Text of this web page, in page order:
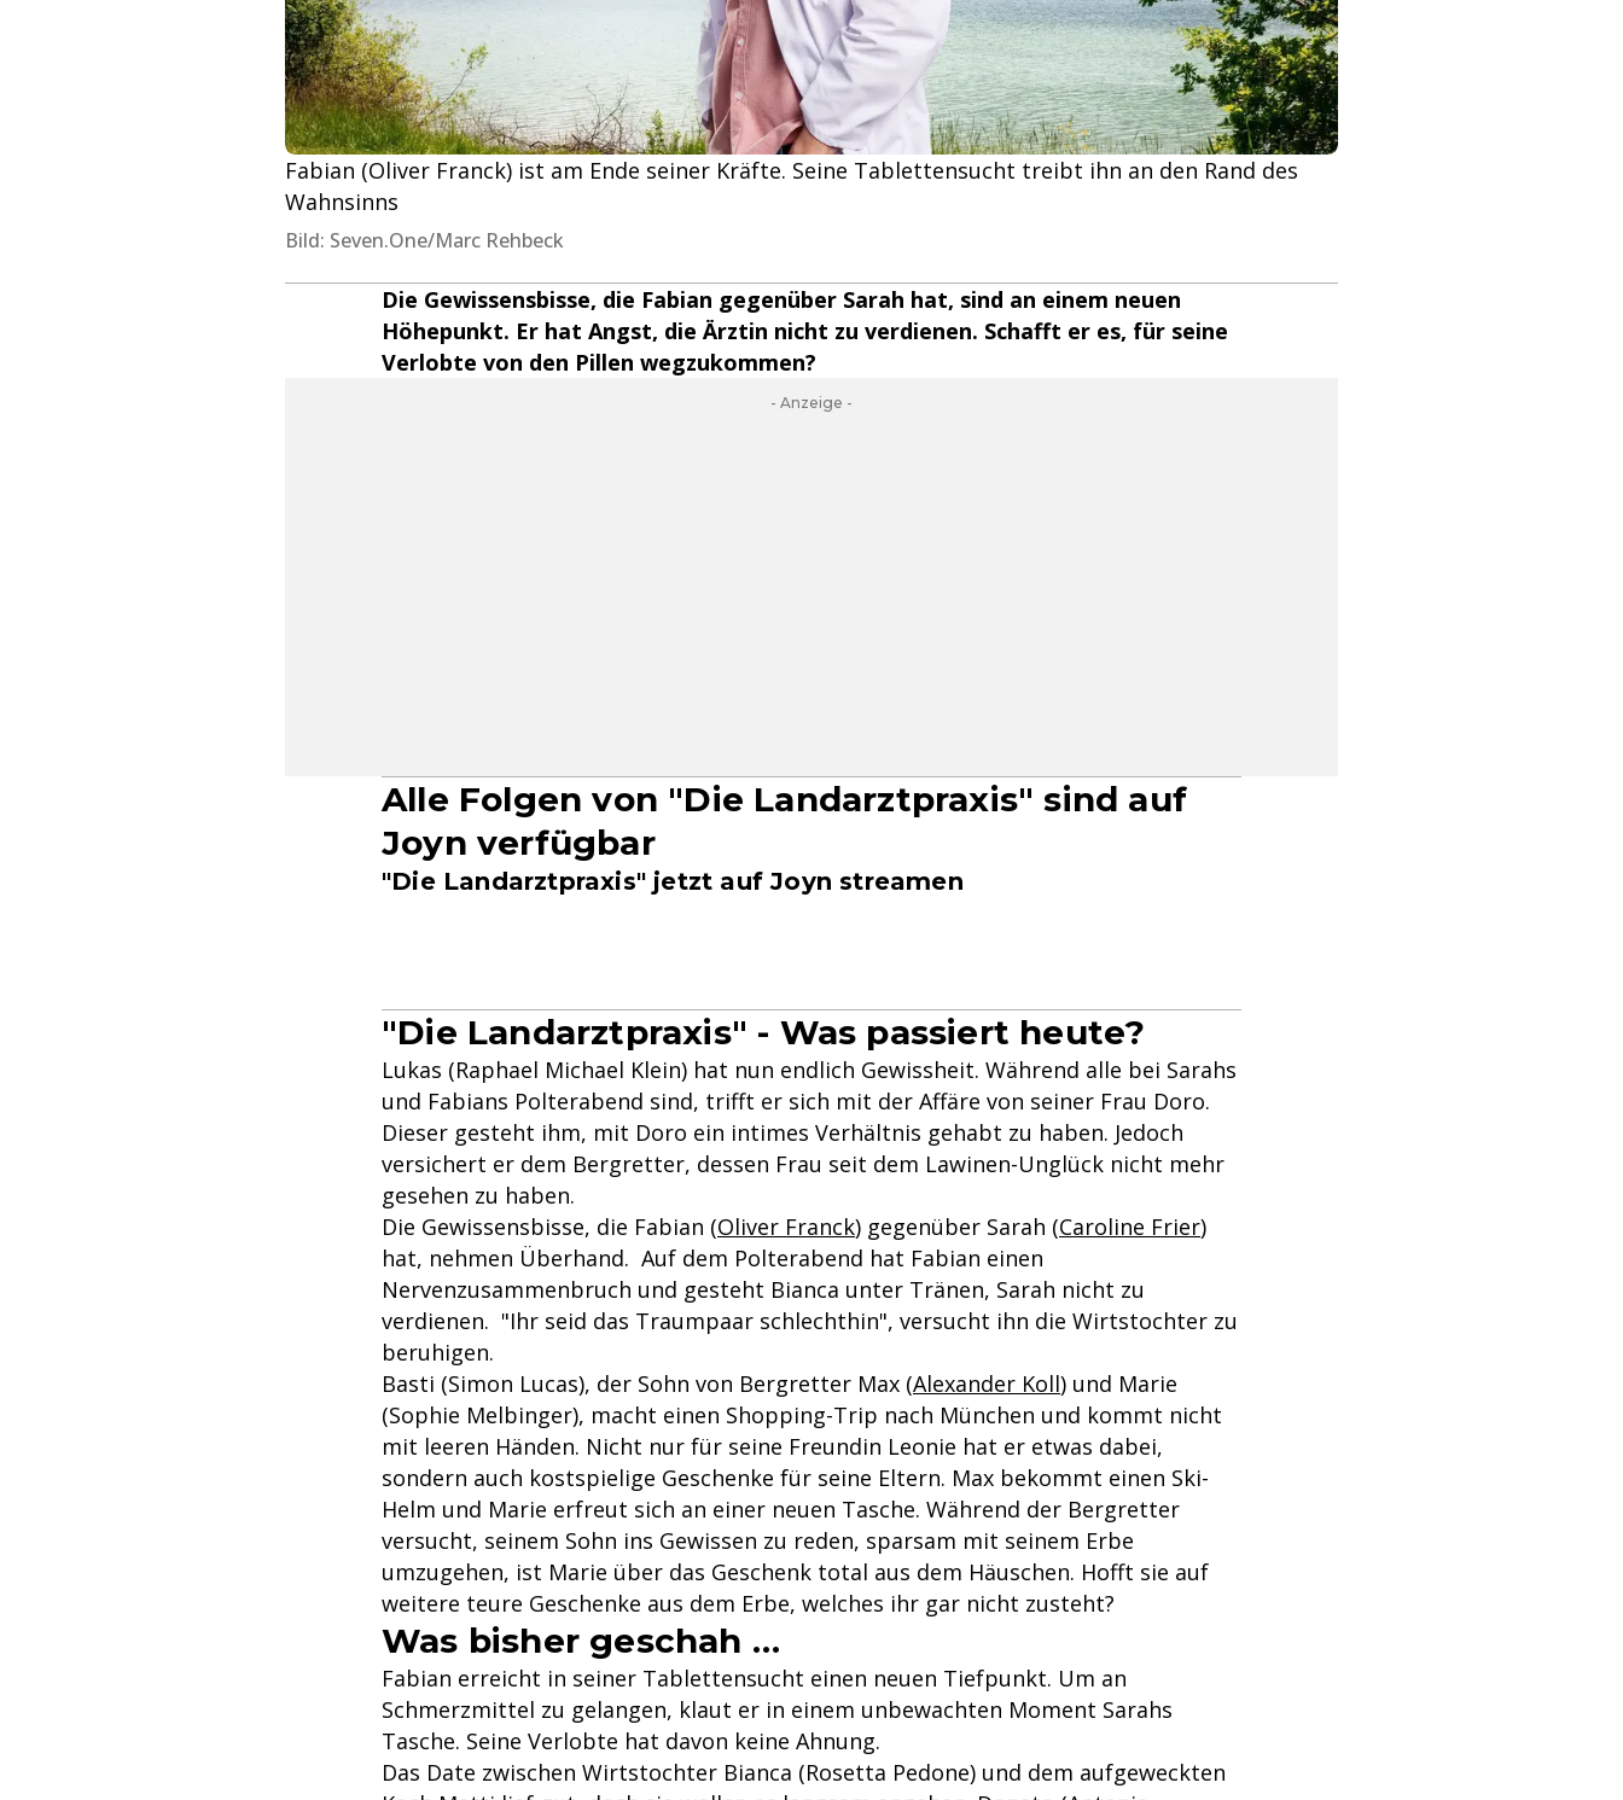
Fabian (Oliver Franck) ist am Ende seiner Kräfte. Seine Tablettensucht treibt ihn an den Rand des
Wahnsinns
Bild: Seven.One/Marc Rehbeck
Die Gewissensbisse, die Fabian gegenüber Sarah hat, sind an einem neuen
Höhepunkt. Er hat Angst, die Ärztin nicht zu verdienen. Schafft er es, für seine
Verlobte von den Pillen wegzukommen?
- Anzeige -
Alle Folgen von "Die Landarztpraxis" sind auf
Joyn verfügbar
"Die Landarztpraxis" jetzt auf Joyn streamen
"Die Landarztpraxis" - Was passiert heute?
Lukas (Raphael Michael Klein) hat nun endlich Gewissheit. Während alle bei Sarahs
und Fabians Polterabend sind, trifft er sich mit der Affäre von seiner Frau Doro.
Dieser gesteht ihm, mit Doro ein intimes Verhältnis gehabt zu haben. Jedoch
versichert er dem Bergretter, dessen Frau seit dem Lawinen-Unglück nicht mehr
gesehen zu haben.
Die Gewissensbisse, die Fabian (Oliver Franck) gegenüber Sarah (Caroline Frier)
hat, nehmen Überhand. Auf dem Polterabend hat Fabian einen
Nervenzusammenbruch und gesteht Bianca unter Tränen, Sarah nicht zu
verdienen. "Ihr seid das Traumpaar schlechthin", versucht ihn die Wirtstochter zu
beruhigen.
Basti (Simon Lucas), der Sohn von Bergretter Max (Alexander Koll) und Marie
(Sophie Melbinger), macht einen Shopping-Trip nach München und kommt nicht
mit leeren Händen. Nicht nur für seine Freundin Leonie hat er etwas dabei,
sondern auch kostspielige Geschenke für seine Eltern. Max bekommt einen Ski-
Helm und Marie erfreut sich an einer neuen Tasche. Während der Bergretter
versucht, seinem Sohn ins Gewissen zu reden, sparsam mit seinem Erbe
umzugehen, ist Marie über das Geschenk total aus dem Häuschen. Hofft sie auf
weitere teure Geschenke aus dem Erbe, welches ihr gar nicht zusteht?
Was bisher geschah …
Fabian erreicht in seiner Tablettensucht einen neuen Tiefpunkt. Um an
Schmerzmittel zu gelangen, klaut er in einem unbewachten Moment Sarahs
Tasche. Seine Verlobte hat davon keine Ahnung.
Das Date zwischen Wirtstochter Bianca (Rosetta Pedone) und dem aufgeweckten